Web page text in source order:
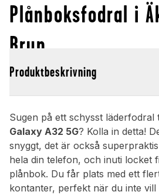
Plånboksfodral i
Brun
Produktbeskrivning
Sugen på ett schysst läderfodral
Galaxy A32 5G? Kolla in detta!
snyggt, det är också
hela din telefon, och inuti locket
plånbok. Du får plats med ett
kontanter, perfekt när du inte